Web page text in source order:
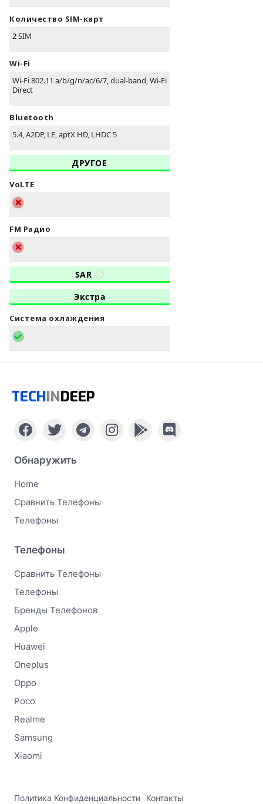
Количество SIM-карт
2 SIM
Wi-Fi
Wi-Fi 802.11 a/b/g/n/ac/6/7, dual-band, Wi-Fi
Direct
Bluetooth
5.4, A2DP, LE, aptX HD, LHDC 5
ДРУГОЕ
VoLTE
FM Радио
SAR
Экстра
Система охлаждения
TECHINDEEP
Обнаружить
Home
Сравнить Телефоны
Телефоны
Телефоны
Сравнить Телефоны
Телефоны
Бренды Телефонов
Apple
Huawei
Oneplus
Oppo
Poco
Realme
Samsung
Xiaomi
Политика Конфиденциальности Контакты